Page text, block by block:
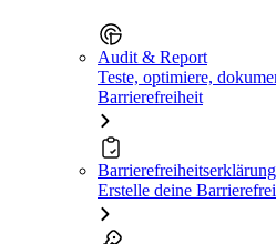
Audit & Report
Teste, optimiere,
Barrierefreiheit
Erstelle deine